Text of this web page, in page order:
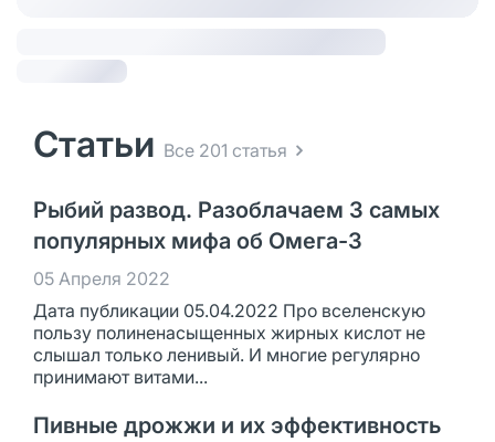
Статьи Все 201 статья
Рыбий развод. Разоблачаем 3 самых
популярных мифа об Омега-3
05 Апреля 2022
Дата публикации 05.04.2022 Про вселенскую
пользу полиненасыщенных жирных кислот не
слышал только ленивый. И многие регулярно
принимают витами...
Пивные дрожжи и их эффективность